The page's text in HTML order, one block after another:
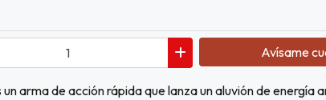
Avísame
un arma de acción rápida que lanza un aluvión de energía